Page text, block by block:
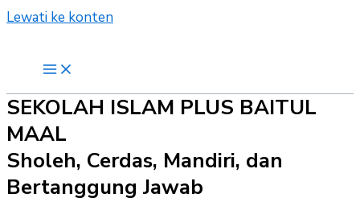
Lewati ke konten
SEKOLAH ISLAM PLUS BAITUL
MAAL
Sholeh, Cerdas, Mandiri, dan
Bertanggung Jawab